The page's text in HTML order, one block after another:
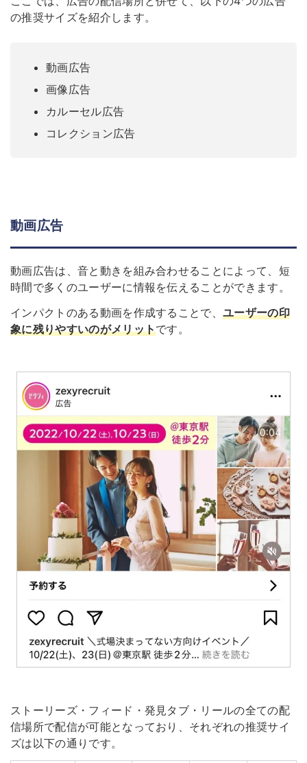
の推奨サイズを紹介します。
動画広告
画像広告
カルーセル広告
コレクション広告
動画広告
動画広告は、音と動きを組み合わせることによって、短
時間で多くのユーザーに情報を伝えることができます。
インパクトのある動画を作成することで、ユーザーの印
象に残りやすいのがメリットです。
ストーリーズ・フィード・発見タブ・リールの全ての配
信場所で配信が可能となっており、それぞれの推奨サイ
ズは以下の通りです。